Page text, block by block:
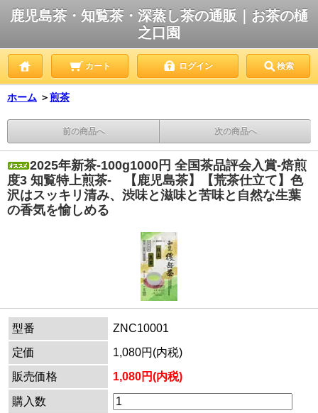
鹿児島茶・知覧茶・深蒸し茶の通販｜お茶の樋
之口園
カート ログイン 検索
ホーム ＞煎茶
前の商品へ 次の商品へ
2025年新茶-100g1000円 全国茶品評会入賞-焙煎
度3 知覧特上煎茶- 【鹿児島茶】【荒茶仕立て】色
沢はスッキリ清み、渋味と滋味と苦味と自然な生葉
の香気を愉しめる
型番
ZNC10001
定価
1,080円(内税)
販売価格
1,080円(内税)
購入数